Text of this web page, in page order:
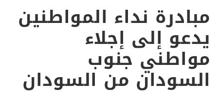
مبادرة نداء المواطنين
يدعو إلى إجلاء
مواطني جنوب
السودان من السودان